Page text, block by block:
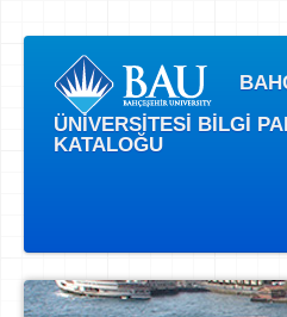
ÜNİVERSİTESİ BİLGİ
KATALOĞU